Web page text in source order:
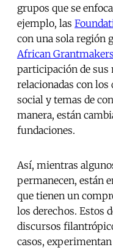
grupos que se
ejemplo, las
con una sola región
African
participación de
relacionadas con
social y temas de
manera, están
fundaciones.
Así, mientras
permanecen, están
que tienen un
los derechos. Estos
discursos
casos,